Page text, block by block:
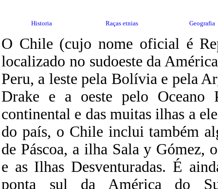
Historia Raças etnias Geografia
O Chile (cujo nome oficial é
localizado no sudoeste da
Peru, a leste pela Bolívia e pela
Drake e a oeste pelo
continental e das muitas ilhas a
do país, o Chile inclui também
de Páscoa, a ilha Sala y Gómez,
e as Ilhas Desventuradas. É
ponta sul da América do